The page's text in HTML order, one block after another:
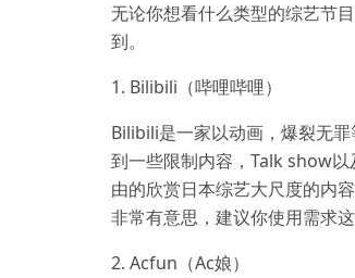
无论你想看什么类型的综艺节
到。
1. Bilibili（哔哩哔哩）
Bilibili是一家以动画，爆裂无
到一些限制内容，Talk show
由的欣赏日本综艺大尺度的内
非常有意思，建议你使用需求这
2. Acfun（Ac娘）